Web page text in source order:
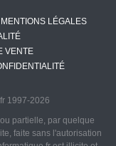
MENTIONS LÉGALES
VENTE
1997-2026
partielle, par quelque
faite sans l'autorisation